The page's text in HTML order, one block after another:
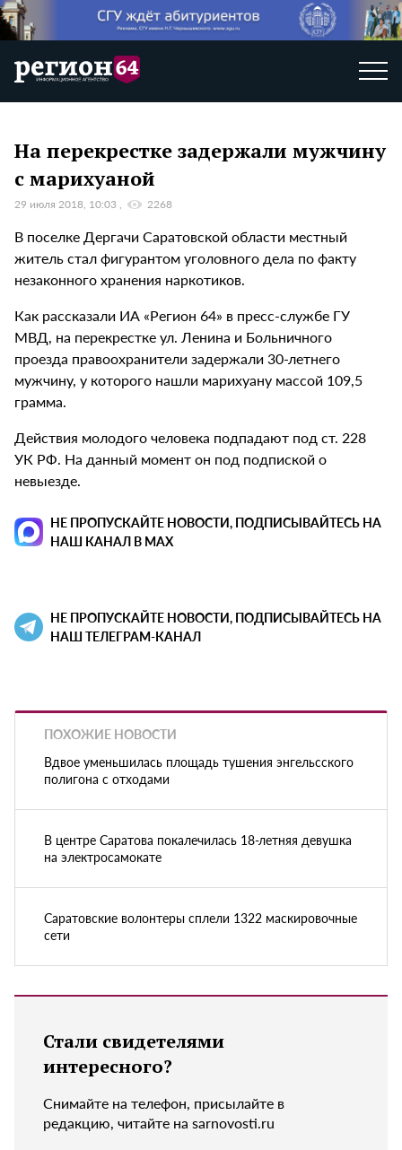
На перекрестке задержали мужчину
с марихуаной
29 июля 2018, 10:03 2268
В поселке Дергачи Саратовской области местный
житель стал фигурантом уголовного дела по факту
незаконного хранения наркотиков.
Как рассказали ИА «Регион 64» в пресс-службе ГУ
МВД, на перекрестке ул. Ленина и Больничного
проезда правоохранители задержали 30-летнего
мужчину, у которого нашли марихуану массой 109,5
грамма.
Действия молодого человека подпадают под ст. 228
УК РФ. На данный момент он под подпиской о
невыезде.
НЕ ПРОПУСКАЙТЕ НОВОСТИ, ПОДПИСЫВАЙТЕСЬ НА
НАШ КАНАЛ В MAX
НЕ ПРОПУСКАЙТЕ НОВОСТИ, ПОДПИСЫВАЙТЕСЬ НА
НАШ ТЕЛЕГРАМ-КАНАЛ
ПОХОЖИЕ НОВОСТИ
Вдвое уменьшилась площадь тушения энгельсского
полигона с отходами
В центре Саратова покалечилась 18-летняя девушка
на электросамокате
Саратовские волонтеры сплели 1322 маскировочные
сети
Стали свидетелями
интересного?
Снимайте на телефон, присылайте в
редакцию, читайте на sarnovosti.ru